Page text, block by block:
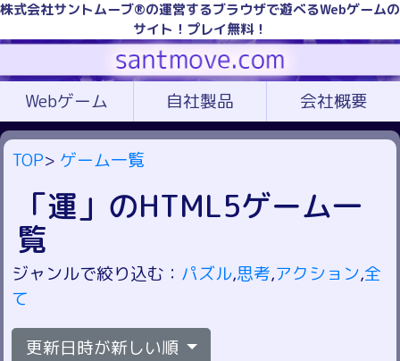
株式会社サントムーブ®の運営するブラウザで遊べるWebゲームの
サイト！プレイ無料！
Webゲーム 自社製品 会社概要
TOP> ゲーム一覧
「運」のHTML5ゲーム一
覧
ジャンルで絞り込む： パズル,思考,アクション,全
て
更新日時が新しい順